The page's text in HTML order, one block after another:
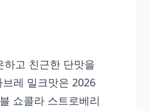
고 친근한 단맛을
레 밀크맛은 2026
쇼콜라 스트로베리